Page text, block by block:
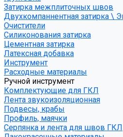
Затирка межплиточных швов
Двухкомпаннентная затирка \
Очистители
Силиконования затирка
Цементная затирка
Латексная добавка
Инструмент
Расходные материалы
Ручной инструмент
Комплектующие для ГКЛ
Лента звукоизоляционная
Подвесы, крабы
Профиль, маячки
Серпянка и лента для швов ГКЛ